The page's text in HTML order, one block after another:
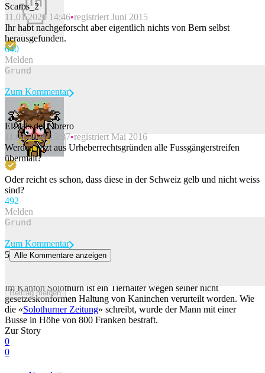
Scaros_2
11.01.2020 14:46 registriert Juni 2015
Ihr habt nachgeforscht aber eigentlich nichts von Bern selbst
herausgefunden.
640
Melden
Beitrag melden
Zum Kommentar
El Vals del Obrero
11.01.2020 15:37 registriert Mai 2016
Werden jetzt aus Urheberrechtsgründen alle Fussgängerstreifen
übermalt?
Oder reicht es schon, dass diese in der Schweiz gelb und nicht weiss
sind?
492
Melden
Beitrag melden
Zum Kommentar
5 Alle Kommentare anzeigen
Im Kanton Solothurn ist ein Tierhalter wegen seiner nicht
gesetzeskonformen Haltung von Kaninchen verurteilt worden. Wie
die «Solothurner Zeitung» schreibt, wurde der Mann mit einer
Busse in Höhe von 800 Franken bestraft.
Zur Story
0
0